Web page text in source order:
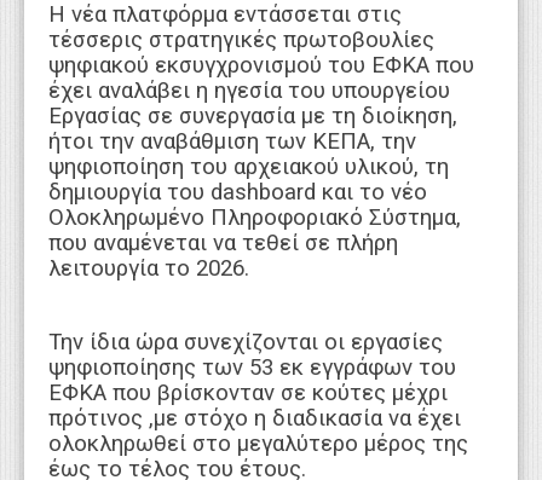
Η νέα πλατφόρμα εντάσσεται στις
τέσσερις στρατηγικές πρωτοβουλίες
ψηφιακού εκσυγχρονισμού του ΕΦΚΑ που
έχει αναλάβει η ηγεσία του υπουργείου
Εργασίας σε συνεργασία με τη διοίκηση,
ήτοι την αναβάθμιση των ΚΕΠΑ, την
ψηφιοποίηση του αρχειακού υλικού, τη
δημιουργία του dashboard και το νέο
Ολοκληρωμένο Πληροφοριακό Σύστημα,
που αναμένεται να τεθεί σε πλήρη
λειτουργία το 2026.
Την ίδια ώρα συνεχίζονται οι εργασίες
ψηφιοποίησης των 53 εκ εγγράφων του
ΕΦΚΑ που βρίσκονταν σε κούτες μέχρι
πρότινος ,με στόχο η διαδικασία να έχει
ολοκληρωθεί στο μεγαλύτερο μέρος της
έως το τέλος του έτους.